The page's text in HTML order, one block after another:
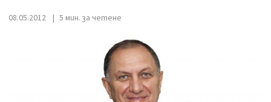
08.05.2012 5 мин. за четене